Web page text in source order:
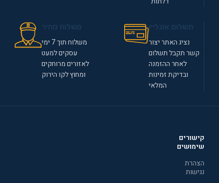
נציג האתר יצור
קשר תקבל תשלום
לאחר ההזמנה
ובדיקת זמינות
המלאי
משלוח תוך 7 ימי
עסקים למעט
לאזורים מרוחקים
ומחוץ לקו הירוק
קישורים
שימושים
הצהרת
נגישות